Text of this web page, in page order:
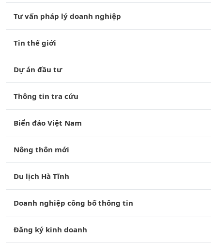
Tư vấn pháp lý doanh nghiệp
Tin thế giới
Dự án đầu tư
Thông tin tra cứu
Biển đảo Việt Nam
Nông thôn mới
Du lịch Hà Tĩnh
Doanh nghiệp công bố thông tin
Đăng ký kinh doanh